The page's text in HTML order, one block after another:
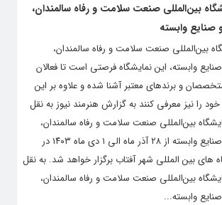
بین‌المللی صنعت سلامت و رفاه سالمندان،
صنایع وابسته
بین‌المللی صنعت سلامت و رفاه سالمندان،
وابسته، این نمایشگاه فرصتی است تا فعالان
متخصصان و برندهای معتبر آشنا شده و علاوه بر این
را نیز معرفی کنند به گزارش هنرمند نیوز به نقل
بین‌المللی صنعت سلامت و رفاه سالمندان،
خدمات، تجهیزات و صنایع وابسته از ۲۸ آذر ماه الی ۱ دی ماه ۱۴۰۳ در
های بین المللی شهر آفتاب برگزار خواهد شد. به نقل
بین‌المللی صنعت سلامت و رفاه سالمندان،
وابسته...